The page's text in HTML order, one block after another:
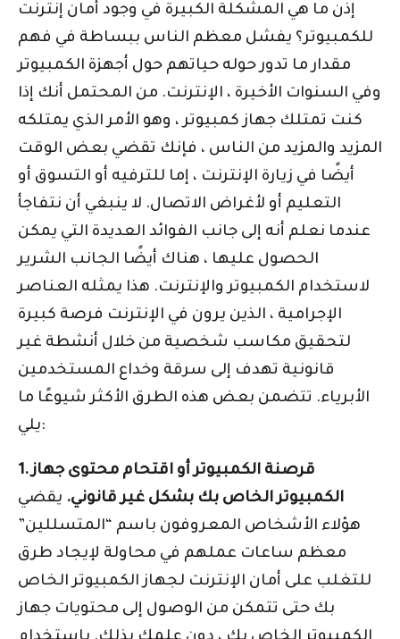
إذن ما هي المشكلة الكبيرة في وجود أمان إنترنت
للكمبيوتر؟ يفشل معظم الناس ببساطة في فهم
مقدار ما تدور حوله حياتهم حول أجهزة الكمبيوتر
وفي السنوات الأخيرة ، الإنترنت. من المحتمل أنك إذا
كنت تمتلك جهاز كمبيوتر ، وهو الأمر الذي يمتلكه
المزيد والمزيد من الناس ، فإنك تقضي بعض الوقت
أيضًا في زيارة الإنترنت ، إما للترفيه أو التسوق أو
التعليم أو لأغراض الاتصال. لا ينبغي أن نتفاجأ
عندما نعلم أنه إلى جانب الفوائد العديدة التي يمكن
الحصول عليها ، هناك أيضًا الجانب الشرير
لاستخدام الكمبيوتر والإنترنت. هذا يمثله العناصر
الإجرامية ، الذين يرون في الإنترنت فرصة كبيرة
لتحقيق مكاسب شخصية من خلال أنشطة غير
قانونية تهدف إلى سرقة وخداع المستخدمين
الأبرياء. تتضمن بعض هذه الطرق الأكثر شيوعًا ما
يلي:
1. قرصنة الكمبيوتر أو اقتحام محتوى جهاز
الكمبيوتر الخاص بك بشكل غير قانوني. يقضي
هؤلاء الأشخاص المعروفون باسم “المتسللين”
معظم ساعات عملهم في محاولة لإيجاد طرق
للتغلب على أمان الإنترنت لجهاز الكمبيوتر الخاص
بك حتى تتمكن من الوصول إلى محتويات جهاز